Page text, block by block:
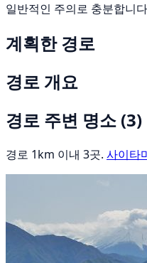
일반적인 주의로 충분합니
계획한 경로
경로 개요
경로 주변 명소 (3)
경로 1km 이내 3곳. 사이타